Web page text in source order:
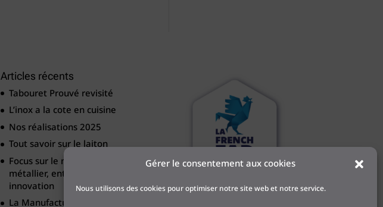
Gérer le consentement aux cookies
Nous utilisons des cookies pour optimiser notre site web et notre service.
Articles récents
Tabouret Prouvé revisité
L’inox a la cote en cuisine
Nos réalisations 2025
Tout savoir sur le laiton
Focus sur le métier de
métallier, entre tradition et
innovation
La Manufacture du Métal